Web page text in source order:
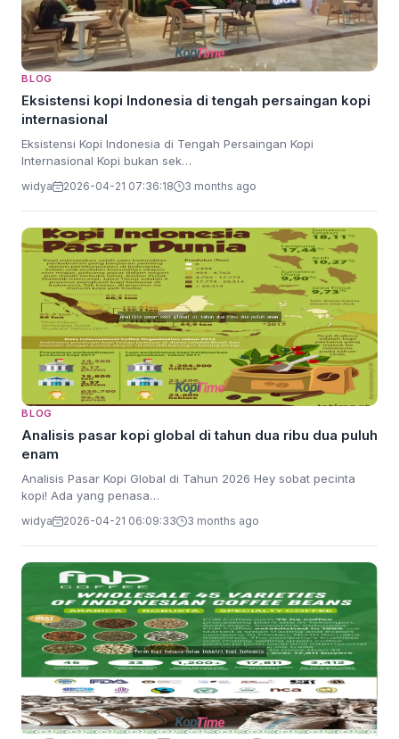
BLOG
Eksistensi kopi Indonesia di tengah persaingan kopi
internasional
Eksistensi Kopi Indonesia di Tengah Persaingan Kopi
Internasional Kopi bukan sek…
widya 2026-04-21 07:36:18 3 months ago
BLOG
Analisis pasar kopi global di tahun dua ribu dua puluh
enam
Analisis Pasar Kopi Global di Tahun 2026 Hey sobat pecinta
kopi! Ada yang penasa…
widya 2026-04-21 06:09:33 3 months ago